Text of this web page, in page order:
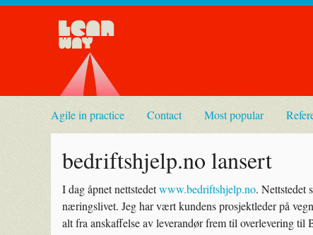
Agile in practice Contact Most popular
bedriftshjelp.no lansert
I dag åpnet nettstedetwww.bedriftshjelp.no. Nettstedet
næringslivet. Jeg har vært kundens prosjektleder på
alt fra anskaffelse av leverandør frem til overlevering